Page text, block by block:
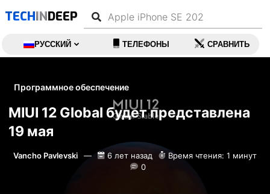
TECHINDEEP
РУССКИЙ ТЕЛЕФОНЫ СРАВНИТЬ
Программное обеспечение
MIUI 12 Global будет представлена
19 мая
Vancho Pavlevski 6 лет назад
Время чтения: 1 минут
0